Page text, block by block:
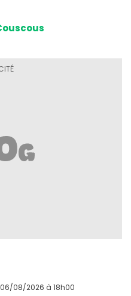
06/08/2026 à 18h00